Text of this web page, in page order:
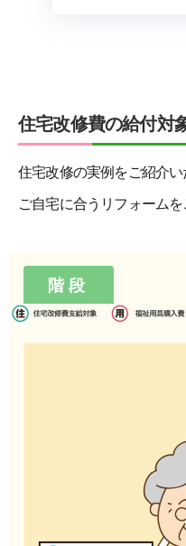
住宅改修費の給付対
住宅改修の実例をご紹介い
ご自宅に合うリフォームを
階段